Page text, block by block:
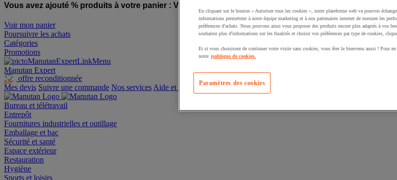
Vous avez ajouté % produits à votre panier : Vous avez ajouté un produit à votre panier :
Voir mon panier
Poursuivre les achats
Catégories
Promotions
Manutan Expert
offre reconditionnée
Mes devis Suivre une commande Nos services Aide et contact
Bureau et télétravail
Entrepôt
Fournitures industrielles et outillage
Emballage et bac
Sécurité et santé
Espace extérieur
Restauration
Hygiène
Sports et loisirs
En cliquant sur le bouton « Autoriser tous les cookies », notre plateforme web va pouvoir
informations permettent à notre équipe marketing et à nos partenaires internet de mesurer les
préférences d'achats. Nous pouvons ainsi vous proposer des produits encore plus adaptés à vos
souhaitez plus d'informations sur les finalités et choisir vos préférences par type de cookies,
Et si vous choisissez de continuer votre visite sans cookies, vous êtes le bienvenu aussi ! Pour
notre politique de cookies.
Paramètres des cookies